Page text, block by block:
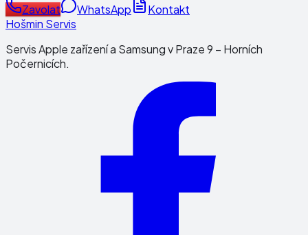
Zavolat
WhatsApp
Kontakt
Hošmin Servis
Servis Apple zařízení a Samsung v Praze 9 – Horních
Počernicích.